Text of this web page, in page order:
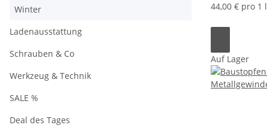
44,00 € pro 1 l
Auf Lager
Winter
Ladenausstattung
Schrauben & Co
Werkzeug & Technik
SALE %
Deal des Tages